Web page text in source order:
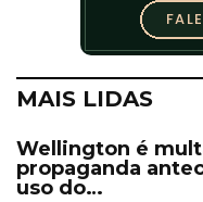
MAIS LIDAS
Wellington é
propaganda
uso do…